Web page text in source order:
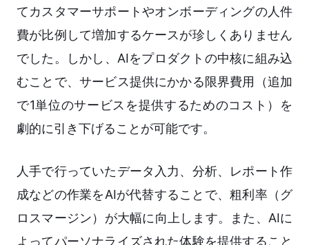
てカスタマーサポートやオンボーディングの人件
費が比例して増加するケースが珍しくありません
でした。しかし、AIをプロダクトの中核に組み込
むことで、サービス提供にかかる限界費用（追加
で1単位のサービスを提供するためのコスト）を
劇的に引き下げることが可能です。
人手で行っていたデータ入力、分析、レポート作
成などの作業をAIが代替することで、粗利率（グ
ロスマージン）が大幅に向上します。また、AIに
よってパーソナライズされた体験を提供すること